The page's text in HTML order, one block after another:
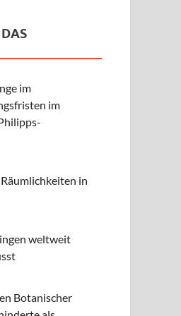
im
im
in
weltweit
Botanischer